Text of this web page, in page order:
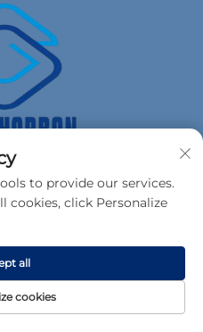
to provide our services.
cookies, click Personalize
cookies
all